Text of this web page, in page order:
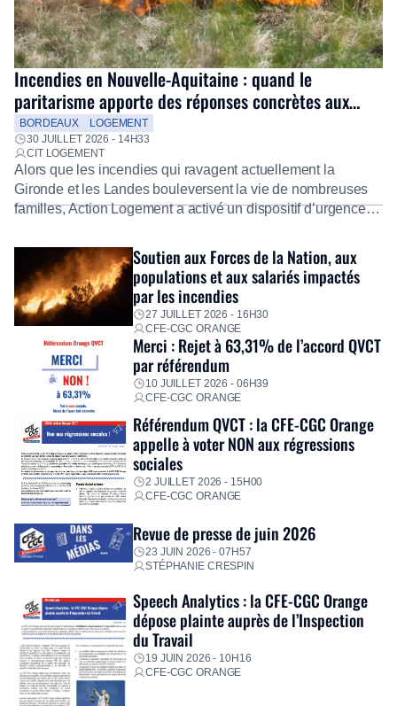
Incendies en Nouvelle-Aquitaine : quand le
paritarisme apporte des réponses concrètes aux
salariés
BORDEAUX
LOGEMENT
30 JUILLET 2026 - 14H33
CIT LOGEMENT
Alors que les incendies qui ravagent actuellement la
Gironde et les Landes bouleversent la vie de nombreuses
familles, Action Logement a activé un dispositif d’urgence
Fidèle à sa mission d’utilité sociale, le Groupe mobilise
immédiatement ses équipes afin de proposer un diagnostic
personnalisé, des aides financières pour faire face aux
premières dépenses, […]
Soutien aux Forces de la Nation, aux
populations et aux salariés impactés
par les incendies
27 JUILLET 2026 - 16H30
CFE-CGC ORANGE
Merci : Rejet à 63,31% de l’accord QVCT
par référendum
10 JUILLET 2026 - 06H39
CFE-CGC ORANGE
Référendum QVCT : la CFE-CGC Orange
appelle à voter NON aux régressions
sociales
2 JUILLET 2026 - 15H00
CFE-CGC ORANGE
Revue de presse de juin 2026
23 JUIN 2026 - 07H57
STÉPHANIE CRESPIN
Speech Analytics : la CFE-CGC Orange
dépose plainte auprès de l’Inspection
du Travail
19 JUIN 2026 - 10H16
CFE-CGC ORANGE